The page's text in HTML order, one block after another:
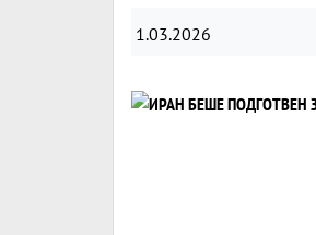
1.03.2026